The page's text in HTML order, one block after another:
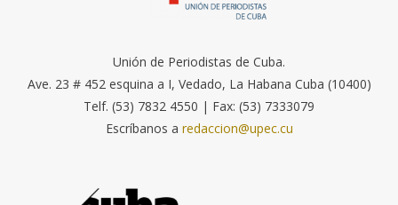
Unión de Periodistas de Cuba.
Ave. 23 # 452 esquina a I, Vedado, La Habana Cuba (10400)
Telf. (53) 7832 4550 | Fax: (53) 7333079
Escríbanos a redaccion@upec.cu